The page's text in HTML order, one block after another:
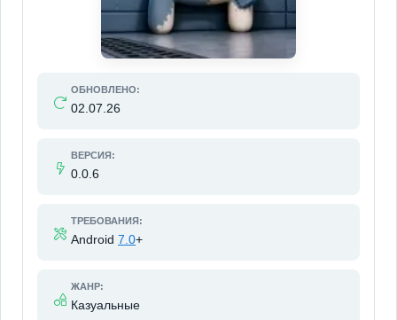
ОБНОВЛЕНО:
02.07.26
ВЕРСИЯ:
0.0.6
ТРЕБОВАНИЯ:
Android 7.0+
ЖАНР:
Казуальные